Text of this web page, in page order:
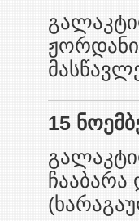
15